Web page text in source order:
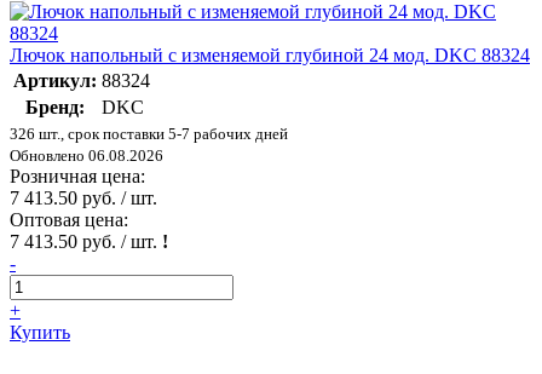
Лючок напольный с изменяемой глубиной 24 мод. DKC 88324
Артикул: 88324
Бренд:
DKC
326 шт., срок поставки 5-7 рабочих дней
Обновлено 06.08.2026
Розничная цена:
7 413.50 руб. / шт.
Оптовая цена:
7 413.50 руб. / шт. !
-
+
Купить